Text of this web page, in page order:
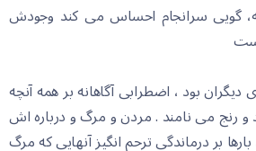
گویی سرانجام احساس می کند وجودش
بود ، اضطرابی آگاهانه بر همه آنچه
رنج می نامند . مردن و مرگ و درباره اش
بر درماندگی ترحم انگیز آنهایی که مرگ